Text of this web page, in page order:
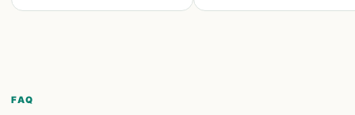
FAQ